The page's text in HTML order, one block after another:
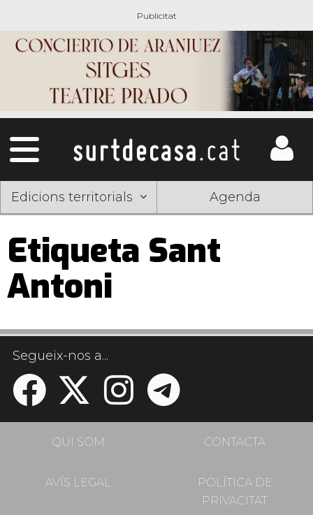
Edicions territorials Agenda
Etiqueta Sant
Antoni
Segueix-nos a...
QUI SOM CONTACTA
AVÍS LEGAL
POLÍTICA DE
PRIVACITAT